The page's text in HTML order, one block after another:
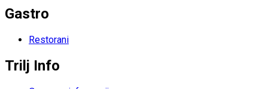
Gastro
Restorani
Trilj Info